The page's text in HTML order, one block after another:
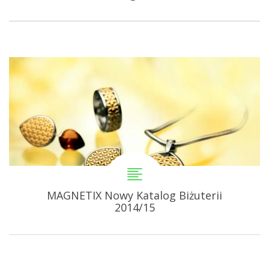
MAGNETIX Nowy Katalog Biżuterii
2014/15